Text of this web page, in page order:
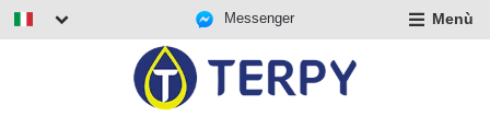
Messenger Menù